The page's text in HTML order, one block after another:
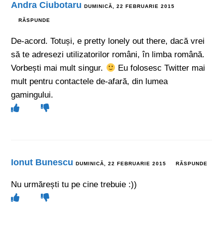
Andra Ciubotaru DUMINICĂ, 22 FEBRUARIE 2015
RĂSPUNDE
De-acord. Totuși, e pretty lonely out there, dacă vrei
să te adresezi utilizatorilor români, în limba română.
Vorbești mai mult singur.
Eu folosesc Twitter mai
mult pentru contactele de-afară, din lumea
gamingului.
Ionut Bunescu DUMINICĂ, 22 FEBRUARIE 2015 RĂSPUNDE
Nu urmărești tu pe cine trebuie :))